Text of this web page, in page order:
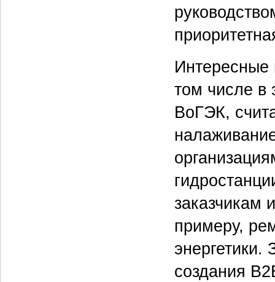
Интересные
том числе в
ВоГЭК,
заказчикам
примеру,
энергетики.
создания